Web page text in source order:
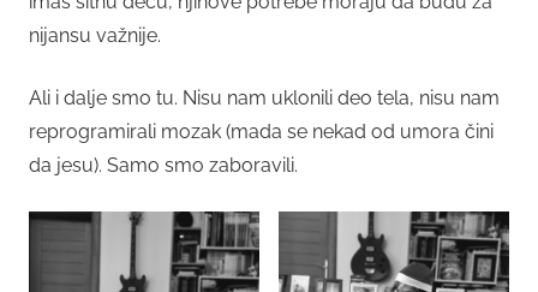
nijansu važnije.
Ali i dalje smo tu. Nisu nam uklonili deo tela, nisu nam
reprogramirali mozak (mada se nekad od umora čini
da jesu). Samo smo zaboravili.